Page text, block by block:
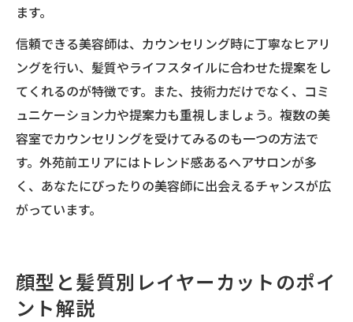
ます。
信頼できる美容師は、カウンセリング時に丁寧なヒアリ
ングを行い、髪質やライフスタイルに合わせた提案をし
てくれるのが特徴です。また、技術力だけでなく、コミ
ュニケーション力や提案力も重視しましょう。複数の美
容室でカウンセリングを受けてみるのも一つの方法で
す。外苑前エリアにはトレンド感あるヘアサロンが多
く、あなたにぴったりの美容師に出会えるチャンスが広
がっています。
顔型と髪質別レイヤーカットのポイ
ント解説